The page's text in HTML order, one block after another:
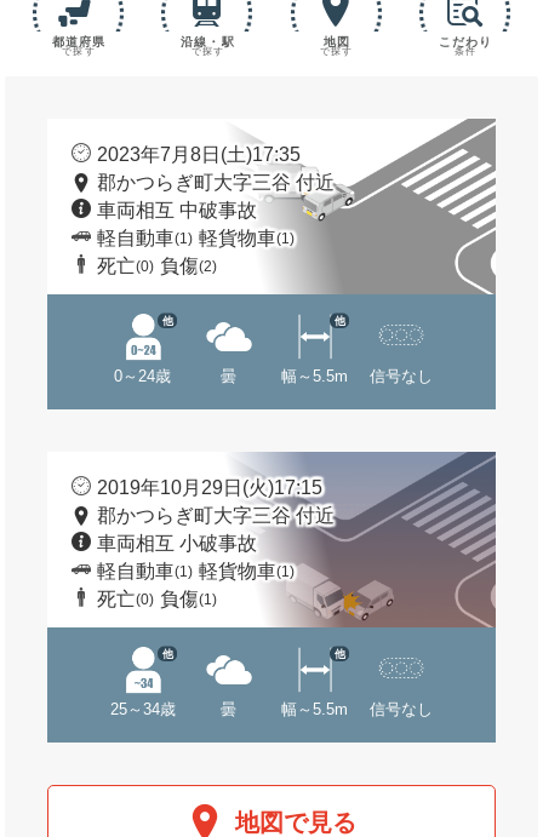
都道府県
で探す
沿線・駅
で探す
地図
で探す
こだわり
条件
2023年7月8日(土)17:35
郡かつらぎ町大字三谷 付近
車両相互 中破事故
軽自動車(1) 軽貨物車(1)
死亡(0) 負傷(2)
0～24歳
他
曇 幅～5.5m
他
信号なし
2019年10月29日(火)17:15
郡かつらぎ町大字三谷 付近
車両相互 小破事故
軽自動車(1) 軽貨物車(1)
死亡(0) 負傷(1)
25～34歳
他
曇 幅～5.5m
他
信号なし
地図で見る